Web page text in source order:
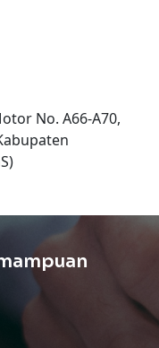
No. A66-A70,